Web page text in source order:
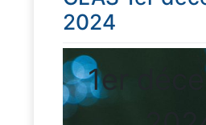
2024
1er